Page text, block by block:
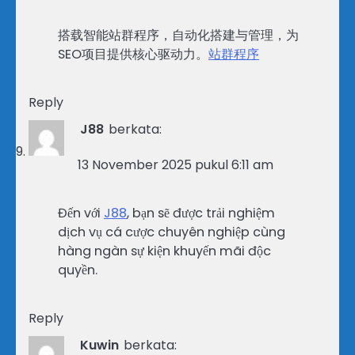
搭载智能站群程序，自动化搭建与管理，为
SEO项目提供核心驱动力。 站群程序
Reply
J88 berkata:
13 November 2025 pukul 6:11 am
Đến với J88, bạn sẽ được trải nghiệm
dịch vụ cá cược chuyên nghiệp cùng
hàng ngàn sự kiện khuyến mãi độc
quyền.
Reply
Kuwin berkata: